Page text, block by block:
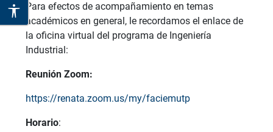
Para efectos de acompañamiento en temas
académicos en general, le recordamos el enlace de
la oficina virtual del programa de Ingeniería
Industrial:
Reunión Zoom:
https://renata.zoom.us/my/faciemutp
Horario: